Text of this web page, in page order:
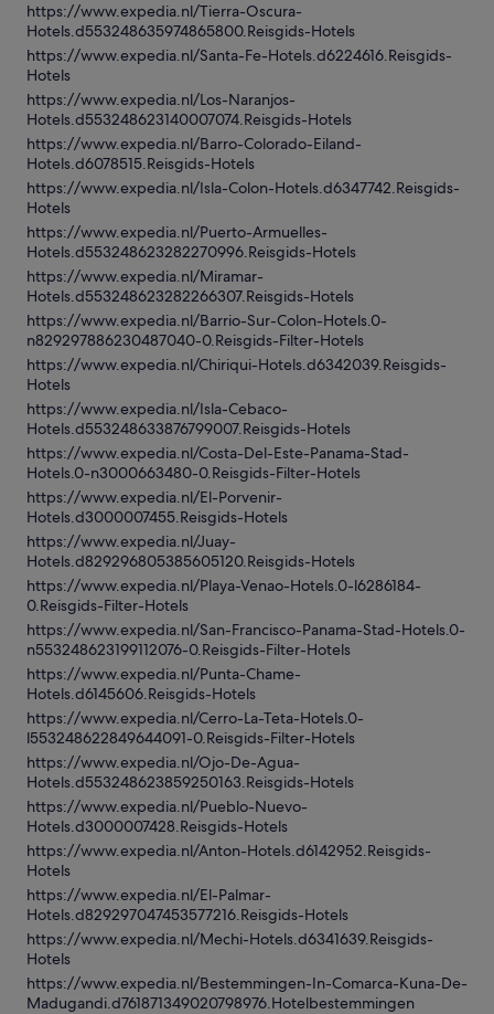
https://www.expedia.nl/Tierra-Oscura-
Hotels.d553248635974865800.Reisgids-Hotels
https://www.expedia.nl/Santa-Fe-Hotels.d6224616.Reisgids-
Hotels
https://www.expedia.nl/Los-Naranjos-
Hotels.d553248623140007074.Reisgids-Hotels
https://www.expedia.nl/Barro-Colorado-Eiland-
Hotels.d6078515.Reisgids-Hotels
https://www.expedia.nl/Isla-Colon-Hotels.d6347742.Reisgids-
Hotels
https://www.expedia.nl/Puerto-Armuelles-
Hotels.d553248623282270996.Reisgids-Hotels
https://www.expedia.nl/Miramar-
Hotels.d553248623282266307.Reisgids-Hotels
https://www.expedia.nl/Barrio-Sur-Colon-Hotels.0-
n829297886230487040-0.Reisgids-Filter-Hotels
https://www.expedia.nl/Chiriqui-Hotels.d6342039.Reisgids-
Hotels
https://www.expedia.nl/Isla-Cebaco-
Hotels.d553248633876799007.Reisgids-Hotels
https://www.expedia.nl/Costa-Del-Este-Panama-Stad-
Hotels.0-n3000663480-0.Reisgids-Filter-Hotels
https://www.expedia.nl/El-Porvenir-
Hotels.d3000007455.Reisgids-Hotels
https://www.expedia.nl/Juay-
Hotels.d829296805385605120.Reisgids-Hotels
https://www.expedia.nl/Playa-Venao-Hotels.0-l6286184-
0.Reisgids-Filter-Hotels
https://www.expedia.nl/San-Francisco-Panama-Stad-Hotels.0-
n553248623199112076-0.Reisgids-Filter-Hotels
https://www.expedia.nl/Punta-Chame-
Hotels.d6145606.Reisgids-Hotels
https://www.expedia.nl/Cerro-La-Teta-Hotels.0-
l553248622849644091-0.Reisgids-Filter-Hotels
https://www.expedia.nl/Ojo-De-Agua-
Hotels.d553248623859250163.Reisgids-Hotels
https://www.expedia.nl/Pueblo-Nuevo-
Hotels.d3000007428.Reisgids-Hotels
https://www.expedia.nl/Anton-Hotels.d6142952.Reisgids-
Hotels
https://www.expedia.nl/El-Palmar-
Hotels.d829297047453577216.Reisgids-Hotels
https://www.expedia.nl/Mechi-Hotels.d6341639.Reisgids-
Hotels
https://www.expedia.nl/Bestemmingen-In-Comarca-Kuna-De-
Madugandi.d761871349020798976.Hotelbestemmingen